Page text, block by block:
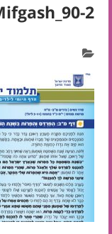
2